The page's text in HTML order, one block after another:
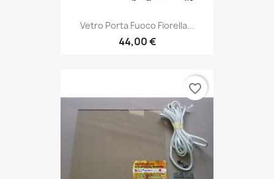
Vetro Porta Fuoco Fiorella...
44,00 €
favorite_border